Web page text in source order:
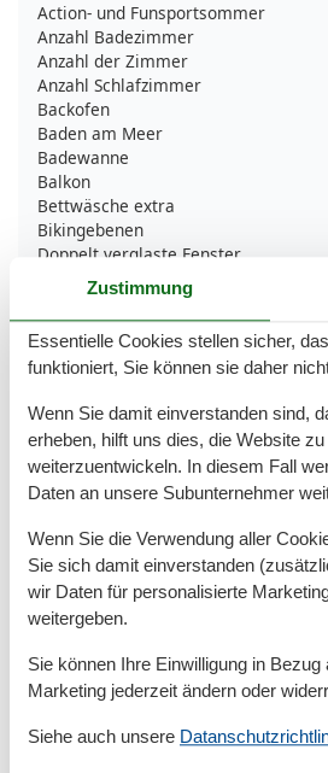
Action- und Funsportsommer
Anzahl Badezimmer
Anzahl der Zimmer
Anzahl Schlafzimmer
Backofen
Baden am Meer
Badewanne
Balkon
Bettwäsche extra
Bikingebenen
Doppelt verglaste Fenster
Garage
Handtücher extra
Heizung
Insel
Internet
Kein Einweggeschirr
Kessel
Kinderbetten
Küchentuch
Kühlschrank
LED-Lampen
Microwelle
Nachhaltig
Nichtraucher
Parkplatz bedeckt
Zustimmung
Essentielle Cookies stellen sicher,
funktioniert, Sie können sie daher
Wenn Sie damit einverstanden sind,
erheben, hilft uns dies, die Website
weiterzuentwickeln. In diesem Fall
Daten an unsere Subunternehmer
Wenn Sie die Verwendung aller
Sie sich damit einverstanden
wir Daten für personalisierte
weitergeben.
Sie können Ihre Einwilligung in
Marketing jederzeit ändern oder
Siehe auch unsere